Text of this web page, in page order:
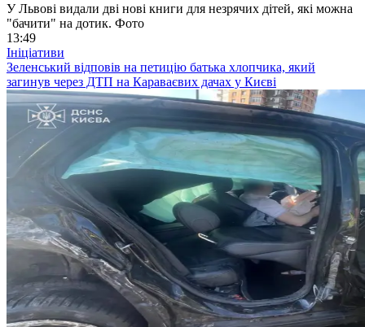
У Львові видали дві нові книги для незрячих дітей, які можна
"бачити" на дотик. Фото
13:49
Ініціативи
Зеленський відповів на петицію батька хлопчика, який
загинув через ДТП на Караваєвих дачах у Києві